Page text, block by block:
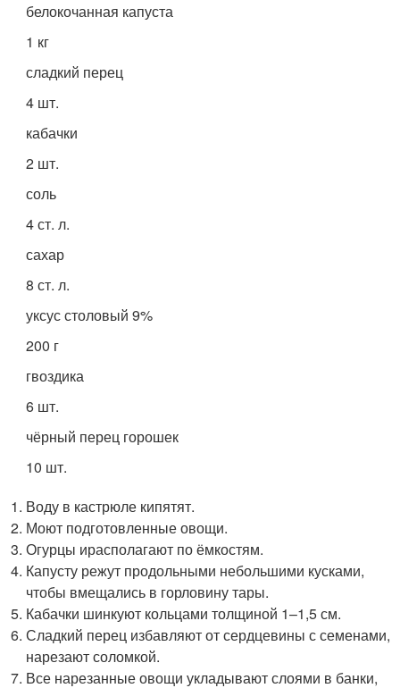
белокочанная капуста
1 кг
сладкий перец
4 шт.
кабачки
2 шт.
соль
4 ст. л.
сахар
8 ст. л.
уксус столовый 9%
200 г
гвоздика
6 шт.
чёрный перец горошек
10 шт.
Воду в кастрюле кипятят.
Моют подготовленные овощи.
Огурцы ирасполагают по ёмкостям.
Капусту режут продольными небольшими кусками,
чтобы вмещались в горловину тары.
Кабачки шинкуют кольцами толщиной 1–1,5 см.
Сладкий перец избавляют от сердцевины с семенами,
нарезают соломкой.
Все нарезанные овощи укладывают слоями в банки,